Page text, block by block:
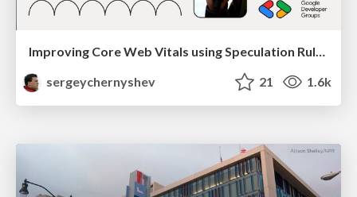
Improving Core Web Vitals using Speculation Rules API
sergeychernyshev
21 1.6k